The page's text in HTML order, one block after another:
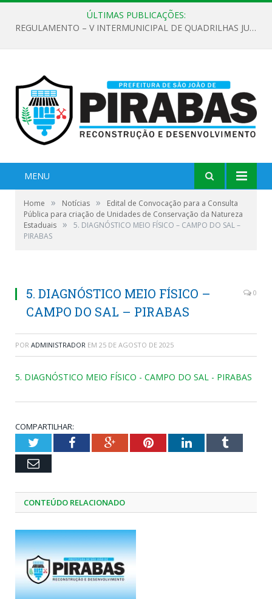
ÚLTIMAS PUBLICAÇÕES:
REGULAMENTO – V INTERMUNICIPAL DE QUADRILHAS JUNINAS 2026
MENU
Home » Notícias »
Edital de Convocação para a Consulta
Pública para criação de Unidades de Conservação da Natureza
Estaduais »
5. DIAGNÓSTICO MEIO FÍSICO – CAMPO DO SAL –
PIRABAS
5. DIAGNÓSTICO MEIO FÍSICO –
CAMPO DO SAL – PIRABAS
0
POR ADMINISTRADOR EM 25 DE AGOSTO DE 2025
5. DIAGNÓSTICO MEIO FÍSICO - CAMPO DO SAL - PIRABAS
COMPARTILHAR:
TwitterFacebookGoogle+PinterestLinkedInTumblr
Email
CONTEÚDO RELACIONADO